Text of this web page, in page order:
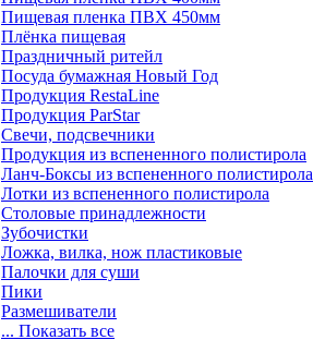
Пищевая пленка ПВХ 450мм
Плёнка пищевая
Праздничный ритейл
Посуда бумажная Новый Год
Продукция RestaLine
Продукция РarStar
Свечи, подсвечники
Продукция из вспененного полистирола
Ланч-Боксы из вспененного полистирола
Лотки из вспененного полистирола
Столовые принадлежности
Зубочистки
Ложка, вилка, нож пластиковые
Палочки для суши
Пики
Размешиватели
... Показать все